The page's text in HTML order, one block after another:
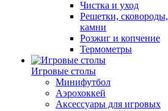
Чистка и уход
Решетки, сковороды,
камни
Розжиг и копчение
Термометры
Игровые столы
Минифутбол
Аэрохоккей
Аксессуары для игровых